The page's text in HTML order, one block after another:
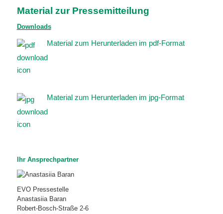
Material zur Pressemitteilung
Downloads
Material zum Herunterladen im pdf-Format
Material zum Herunterladen im jpg-Format
Ihr Ansprechpartner
EVO Pressestelle
Anastasiia Baran
Robert-Bosch-Straße 2-6